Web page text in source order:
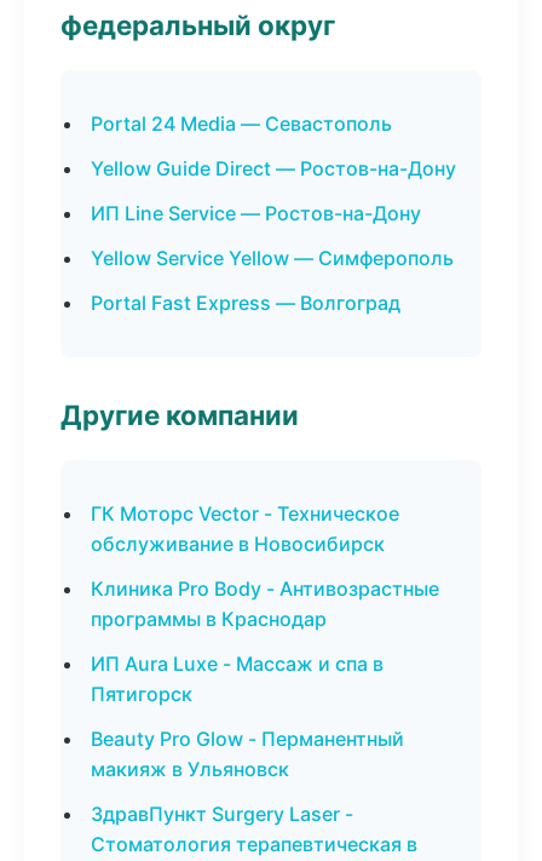
федеральный округ
Portal 24 Media — Севастополь
Yellow Guide Direct — Ростов-на-Дону
ИП Line Service — Ростов-на-Дону
Yellow Service Yellow — Симферополь
Portal Fast Express — Волгоград
Другие компании
ГК Моторс Vector - Техническое
обслуживание в Новосибирск
Клиника Pro Body - Антивозрастные
программы в Краснодар
ИП Aura Luxe - Массаж и спа в
Пятигорск
Beauty Pro Glow - Перманентный
макияж в Ульяновск
ЗдравПункт Surgery Laser -
Стоматология терапевтическая в